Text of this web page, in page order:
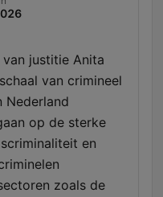
justitie Anita
van crimineel
Nederland
op de sterke
en
zoals de